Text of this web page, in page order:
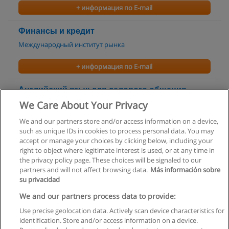
+ информация по E-mail
Финансы и кредит
Международный институт рынка
+ информация по E-mail
Английский язык для делового общения
(Business English)
+ информация по E-mail
Правила пользования
Конфиденциальность информации
We Care About Your Privacy
We and our partners store and/or access information on a device,
such as unique IDs in cookies to process personal data. You may
accept or manage your choices by clicking below, including your
right to object where legitimate interest is used, or at any time in
the privacy policy page. These choices will be signaled to our
partners and will not affect browsing data. Más información sobre
su privacidad
We and our partners process data to provide:
Use precise geolocation data. Actively scan device characteristics for
identification. Store and/or access information on a device.